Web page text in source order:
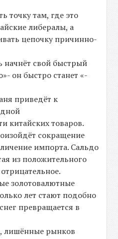
точку там, где это
либералы, а
цепочку причинно-
свой быстрый
он быстро станет «-
приведёт к
китайских товаров.
сокращение
импорта. Сальдо
из положительного
золотовалютные
лет стают подобно
превращается в
лишённые рынков